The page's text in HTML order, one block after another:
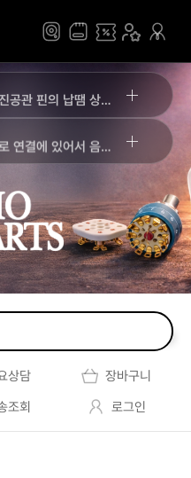
징 유료 서비스
안내
간적인 번쩍임 안내
건 안내문
징 유료 서비스
안내
데이트)
오디오파트 진공관이 타 업체 진공관과 다른 이유
진공관 앰프 사용에 있어서 알아야 할 필수 상식
데이트)
상담
장바구니
조회 로그인